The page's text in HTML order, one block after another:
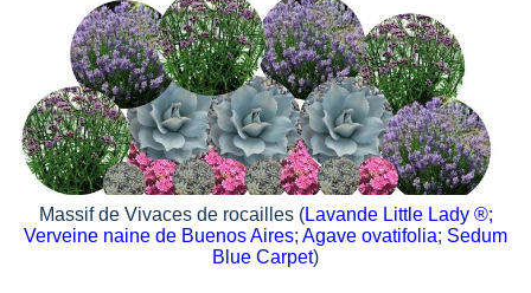
Massif de Vivaces de rocailles (Lavande Little Lady ®;
Verveine naine de Buenos Aires; Agave ovatifolia; Sedum
Blue Carpet)